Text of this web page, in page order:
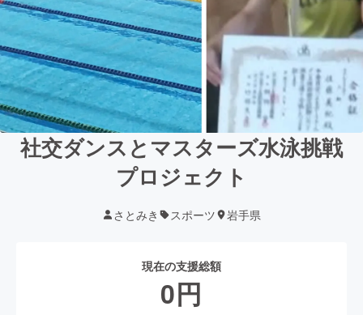
社交ダンスとマスターズ水泳挑戦
プロジェクト
さとみき スポーツ 岩手県
現在の支援総額
0円